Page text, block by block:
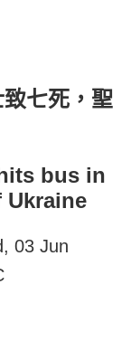
七死，聖
bus in
03 Jun